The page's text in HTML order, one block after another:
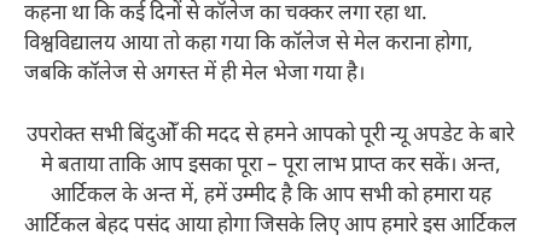
कहना था कि कई दिनों से कॉलेज का चक्कर लगा रहा था.
विश्वविद्यालय आया तो कहा गया कि कॉलेज से मेल कराना होगा,
जबकि कॉलेज से अगस्त में ही मेल भेजा गया है।
उपरोक्त सभी बिंदुओँ की मदद से हमने आपको पूरी न्यू अपडेट के बारे
मे बताया ताकि आप इसका पूरा – पूरा लाभ प्राप्त कर सकें। अन्त,
आर्टिकल के अन्त में, हमें उम्मीद है कि आप सभी को हमारा यह
आर्टिकल बेहद पसंद आया होगा जिसके लिए आप हमारे इस आर्टिकल